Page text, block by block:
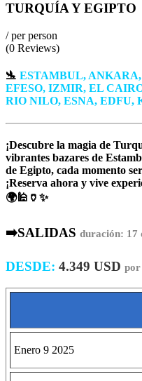
TURQUÍA Y EGIPTO
/ per person
(0 Reviews)
🛬 ESTAMBUL,
EFESO, IZMIR, EL
RIO NILO, ESNA, EDFU,
¡Descubre la magia de
vibrantes bazares de
de Egipto, cada momento
¡Reserva ahora y vive
🌍🕌🏺✨
➡️SALIDAS duración: 17
DESDE: 4.349 USD por
Enero 9 2025